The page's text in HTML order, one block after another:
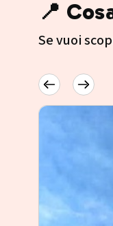
📍
Se vuoi